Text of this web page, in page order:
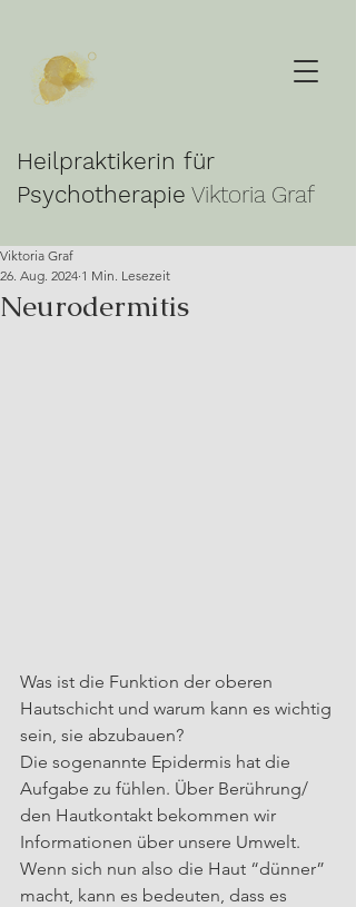
Heilpraktikerin für
Psychotherapie Viktoria Graf
Neurodermitis
Viktoria Graf
26. Aug. 2024 1 Min. Lesezeit
Was ist die Funktion der oberen
Hautschicht und warum kann es wichtig
sein, sie abzubauen?
Die sogenannte Epidermis hat die
Aufgabe zu fühlen. Über Berührung/
den Hautkontakt bekommen wir
Informationen über unsere Umwelt.
Wenn sich nun also die Haut “dünner”
macht, kann es bedeuten, dass es